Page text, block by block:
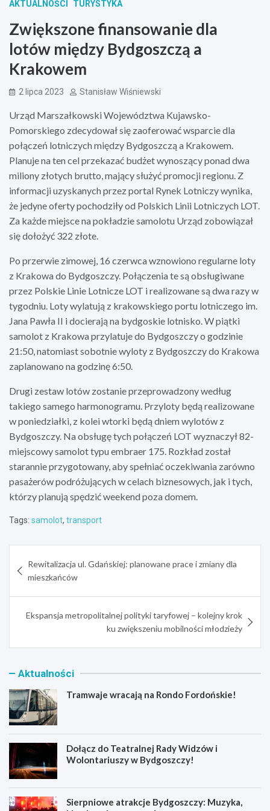
AKTUALNOŚCI TURYSTYKA
Zwiększone finansowanie dla
lotów między Bydgoszczą a
Krakowem
2 lipca 2023 Stanisław Wiśniewski
Urząd Marszałkowski Województwa Kujawsko-
Pomorskiego zdecydował się zaoferować wsparcie dla
połączeń lotniczych między Bydgoszczą a Krakowem.
Planuje na ten cel przekazać budżet wynoszący ponad dwa
miliony złotych brutto, mający służyć promocji regionu. Z
informacji uzyskanych przez portal Rynek Lotniczy wynika,
że jedyne oferty pochodziły od Polskich Linii Lotniczych LOT.
Za każde miejsce na pokładzie samolotu Urząd zobowiązał
się dołożyć 322 złote.
Po przerwie zimowej, 16 czerwca wznowiono regularne loty
z Krakowa do Bydgoszczy. Połączenia te są obsługiwane
przez Polskie Linie Lotnicze LOT i realizowane są dwa razy w
tygodniu. Loty wylatują z krakowskiego portu lotniczego im.
Jana Pawła II i docierają na bydgoskie lotnisko. W piątki
samolot z Krakowa przylatuje do Bydgoszczy o godzinie
21:50, natomiast sobotnie wyloty z Bydgoszczy do Krakowa
zaplanowano na godzinę 6:50.
Drugi zestaw lotów zostanie przeprowadzony według
takiego samego harmonogramu. Przyloty będą realizowane
w poniedziałki, z kolei wtorki będą dniem wylotów z
Bydgoszczy. Na obsługę tych połączeń LOT wyznaczył 82-
miejscowy samolot typu embraer 175. Rozkład został
starannie przygotowany, aby spełniać oczekiwania zarówno
pasażerów podróżujących w celach biznesowych, jak i tych,
którzy planują spędzić weekend poza domem.
Tags: samolot, transport
wpisu
Rewitalizacja ul. Gdańskiej: planowane prace i zmiany dla
mieszkańców
Ekspansja metropolitalnej polityki taryfowej – kolejny krok
ku zwiększeniu mobilności młodzieży
Aktualności
Tramwaje wracają na Rondo Fordońskie!
Dołącz do Teatralnej Rady Widzów i
Wolontariuszy w Bydgoszczy!
Sierpniowe atrakcje Bydgoszczy: Muzyka,